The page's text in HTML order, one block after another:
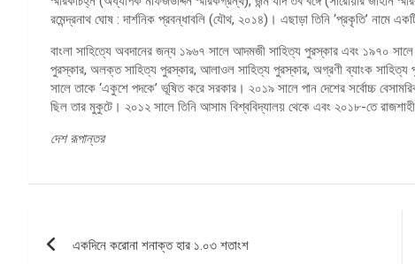
রমেন্দ্রনাথ ঘোষ : দার্শনিক প্রবন্ধাবলি (যৌথ, ২০১৪)। এছাড়া তিনি ‘প্রকৃতি’ নামে
বাংলা সাহিত্যে অবদানের জন্য ১৯৬৭ সালে আদমজী সাহিত্য পুরস্কার এবং ১৯৭০
পুরস্কার, অলক্ত সাহিত্য পুরস্কার, আলাওল সাহিত্য পুরস্কার, অগ্রণী ব্যাংক
সালে তাকে ‘একুশে পদকে’ ভূষিত করে সরকার। ২০১৯ সালে পান দেশের সর্বোচ্চ
ছিল তার মুকুটে। ২০১২ সালে তিনি আসাম বিশ্ববিদ্যালয় থেকে এবং ২০১৮-তে রাজশাহী
দেশ রূপান্তর
একদিনে করোনা শনাক্ত হার ১.০৩ শতাংশ